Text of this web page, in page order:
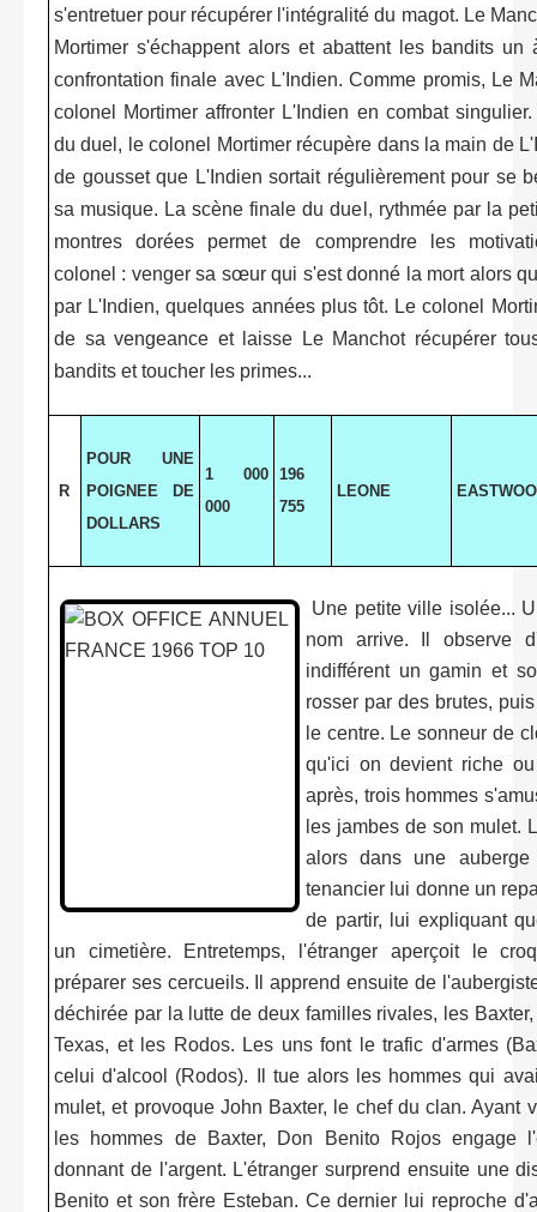
s'entretuer pour récupérer l'intégralité du magot. Le
Mortimer s'échappent alors et abattent les bandits un
confrontation finale avec L'Indien. Comme promis, Le
colonel Mortimer affronter L'Indien en combat
du duel, le colonel Mortimer récupère dans la main de
de gousset que L'Indien sortait régulièrement pour se
sa musique. La scène finale du duel, rythmée par la
montres dorées permet de comprendre les
colonel : venger sa sœur qui s'est donné la mort alors
par L'Indien, quelques années plus tôt. Le colonel
de sa vengeance et laisse Le Manchot récupérer
bandits et toucher les primes...
R
POUR UNE
POIGNEE DE
DOLLARS
1 000
000
196
755
LEONE
Une petite ville isolée...
nom arrive. Il observe
indifférent un gamin et
rosser par des brutes,
le centre. Le sonneur de
qu'ici on devient riche
après, trois hommes
les jambes de son mulet.
alors dans une
tenancier lui donne un
de partir, lui expliquant
un cimetière. Entretemps, l'étranger aperçoit le
préparer ses cercueils. Il apprend ensuite de
déchirée par la lutte de deux familles rivales, les
Texas, et les Rodos. Les uns font le trafic d'armes
celui d'alcool (Rodos). Il tue alors les hommes qui
mulet, et provoque John Baxter, le chef du clan. Ayant
les hommes de Baxter, Don Benito Rojos engage
donnant de l'argent. L'étranger surprend ensuite une
Benito et son frère Esteban. Ce dernier lui reproche